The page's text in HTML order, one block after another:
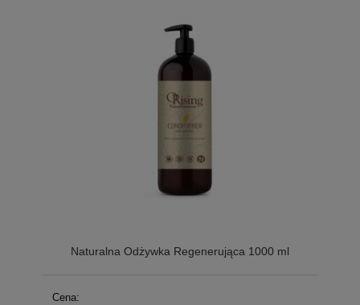
Naturalna Odżywka Regenerująca 1000 ml
Cena: